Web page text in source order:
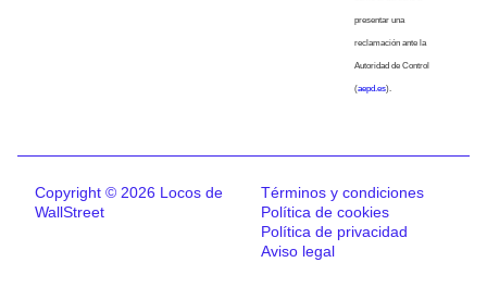
presentar una
reclamación ante la
Autoridad de Control
(aepd.es).
Copyright © 2026 Locos de
WallStreet
Términos y condiciones
Política de cookies
Política de privacidad
Aviso legal